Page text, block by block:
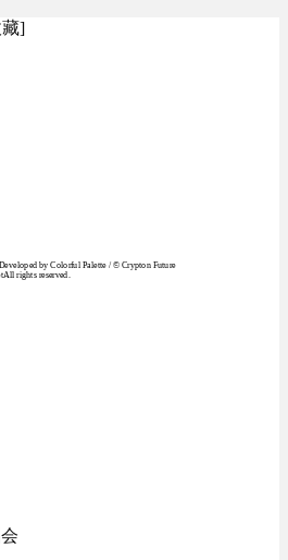
]
by Colorful Palette / © Crypton Future
rights reserved.